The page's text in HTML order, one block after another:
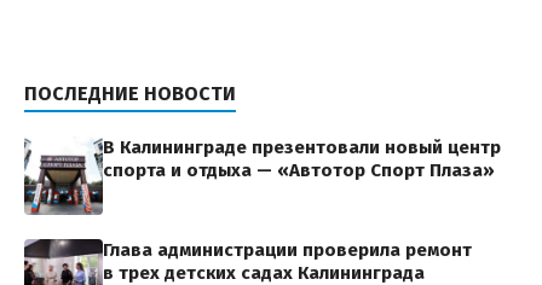
ПОСЛЕДНИЕ НОВОСТИ
В Калининграде презентовали новый центр
спорта и отдыха — «Автотор Спорт Плаза»
Глава администрации проверила ремонт
в трех детских садах Калининграда